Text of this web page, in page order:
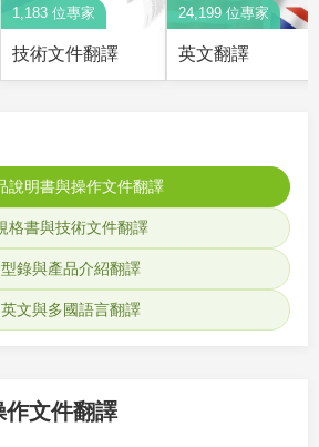
1,183 位專家
技術文件翻譯
24,199 位專家
英文翻譯
說明書與操作文件翻譯
格書與技術文件翻譯
型錄與產品介紹翻譯
英文與多國語言翻譯
作文件翻譯